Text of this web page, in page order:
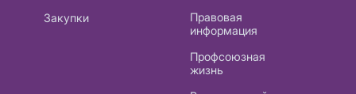
Закупки
Правовая
информация
Профсоюзная
жизнь